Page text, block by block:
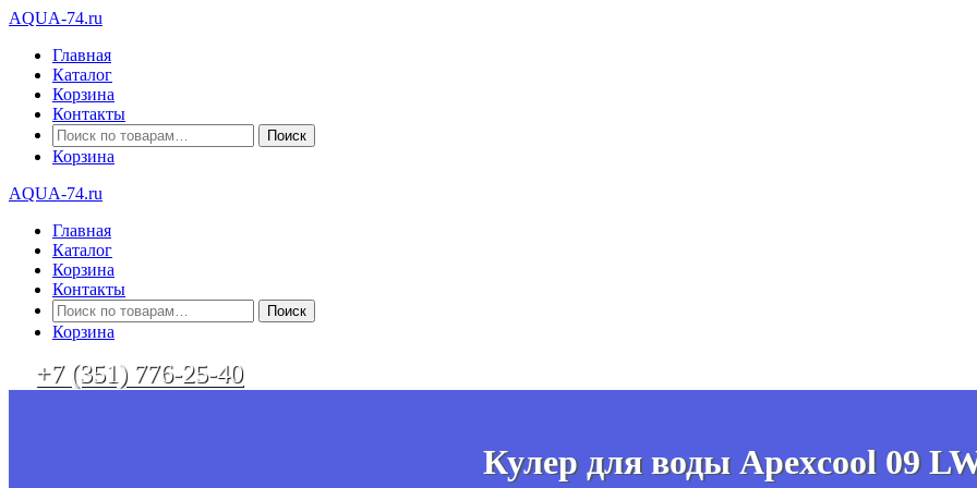
AQUA-74.ru
Главная
Каталог
Корзина
Контакты
Искать:
Корзина
AQUA-74.ru
Главная
Каталог
Корзина
Контакты
Искать:
Корзина
+7 (351) 776-25-40
Кулер для воды Apexcool 09